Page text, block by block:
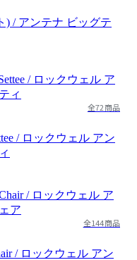
) / アンテナ ビッグテ
全72商品
/ ロックウェル アン
全144商品
/ ロックウェル アン